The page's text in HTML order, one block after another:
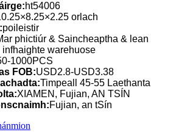
ht54006
orlach
poileistir
phictiúr & Saincheaptha & lean
infhaighte warehuose
1000PCS
FOB:USD2.8-USD3.38
Timpeall 45-55 Laethanta
XIAMEN, Fujian, AN TSÍN
Fujian, an tSín
mion